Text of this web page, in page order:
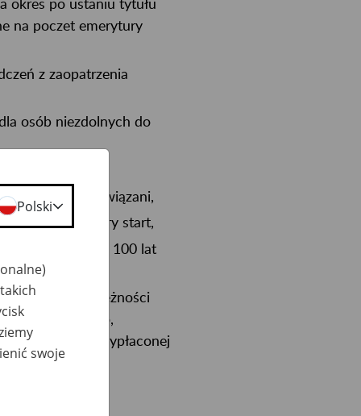
na poczet emerytury
z zaopatrzenia
osób niezdolnych do
jesteśmy zobowiązani,
świadczeń dobry start,
ukończenia 100 lat
należności
alimentacyjnego,
z tytułu wypłaconej
Polski
swoje